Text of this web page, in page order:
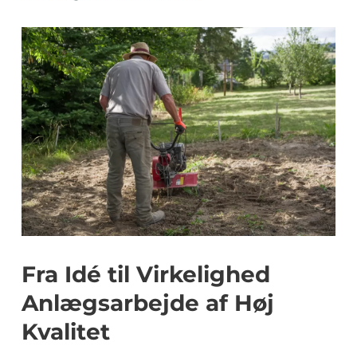
Fra Idé til Virkelighed
Anlægsarbejde af Høj
Kvalitet